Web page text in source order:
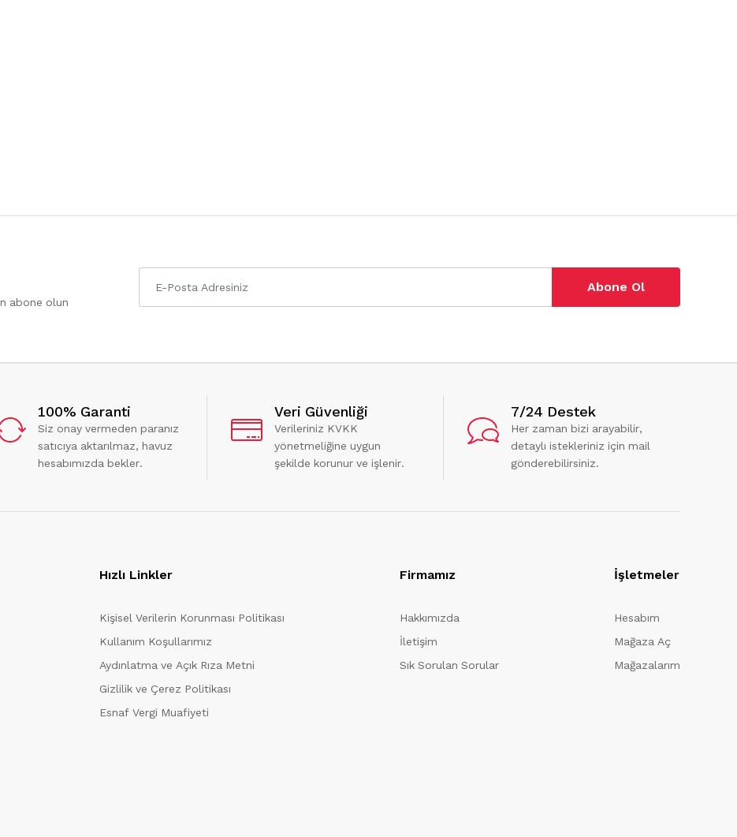
abone olun
Abone Ol
100% Garanti
Siz onay vermeden paranız
satıcıya aktarılmaz, havuz
hesabımızda bekler.
Veri Güvenliği
Verileriniz KVKK
yönetmeliğine uygun
şekilde korunur ve işlenir.
7/24 Destek
Her zaman bizi arayabilir,
detaylı istekleriniz için mail
gönderebilirsiniz.
Hızlı Linkler
Kişisel Verilerin Korunması Politikası
Kullanım Koşullarımız
Aydınlatma ve Açık Rıza Metni
Gizlilik ve Çerez Politikası
Esnaf Vergi Muafiyeti
Firmamız
Hakkımızda
İletişim
Sık Sorulan Sorular
İşletmeler
Hesabım
Mağaza Aç
Mağazalarım